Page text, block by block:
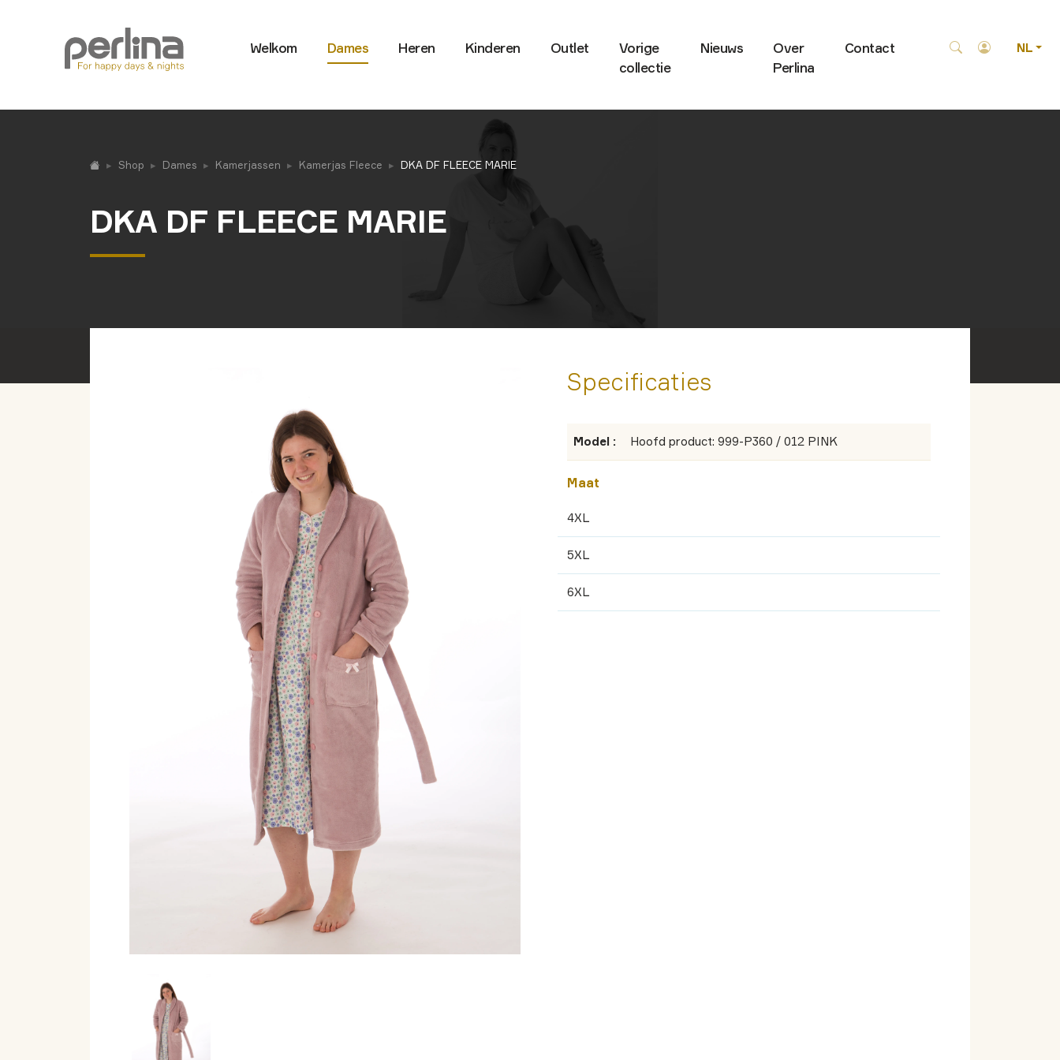
Welkom Dames Heren Kinderen Outlet
Vorige
collectie
Nieuws
Over
Perlina
Contact NL
Shop Dames Kamerjassen Kamerjas Fleece DKA DF FLEECE MARIE
DKA DF FLEECE MARIE
Specificaties
Model : Hoofd product: 999-P360 / 012 PINK
Maat
4XL
5XL
6XL